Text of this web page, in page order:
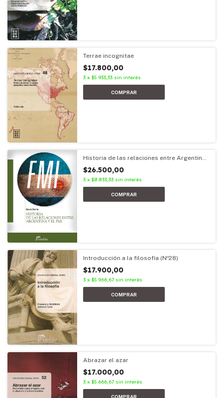
Terrae incognitae
$17.800,00
3 x $5.933,33 sin interés
Historia de las relaciones entre Argentina
$26.500,00
3 x $8.833,33 sin interés
Introducción a la filosofía (Nº28)
$17.900,00
3 x $5.966,67 sin interés
Abrazar el azar
$17.000,00
3 x $5.666,67 sin interés